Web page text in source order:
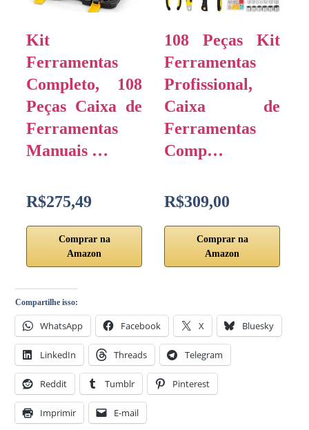
Kit
Ferramentas
Completo, 108
Peças Caixa de
Ferramentas
Manuais …
R$275,49
Comprar na
Amazon
108 Peças Kit
Ferramentas
Profissional,
Caixa de
Ferramentas
Comp…
R$309,00
Comprar na
Amazon
Compartilhe isso:
WhatsApp Facebook X Bluesky
LinkedIn Threads Telegram
Reddit Tumblr Pinterest
Imprimir E-mail